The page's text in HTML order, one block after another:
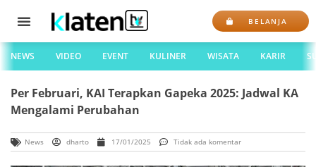
BELANJA
NEWS VIDEO EVENT KULINER WISATA KARIR
Per Februari, KAI Terapkan Gapeka 2025: Jadwal KA
Mengalami Perubahan
News dharto 17/01/2025 Tidak ada komentar